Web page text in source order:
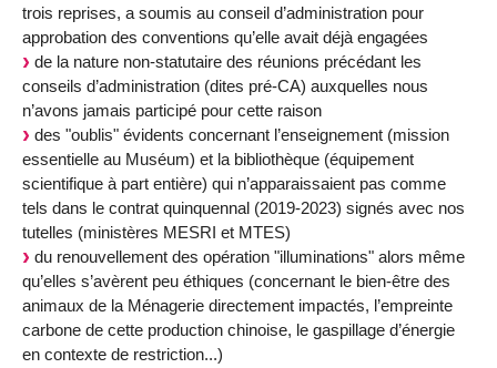
trois reprises, a soumis au conseil d’administration pour
approbation des conventions qu’elle avait déjà engagées
de la nature non-statutaire des réunions précédant les
conseils d’administration (dites pré-CA) auxquelles nous
n’avons jamais participé pour cette raison
des "oublis" évidents concernant l’enseignement (mission
essentielle au Muséum) et la bibliothèque (équipement
scientifique à part entière) qui n’apparaissaient pas comme
tels dans le contrat quinquennal (2019-2023) signés avec nos
tutelles (ministères MESRI et MTES)
du renouvellement des opération "illuminations" alors même
qu’elles s’avèrent peu éthiques (concernant le bien-être des
animaux de la Ménagerie directement impactés, l’empreinte
carbone de cette production chinoise, le gaspillage d’énergie
en contexte de restriction...)